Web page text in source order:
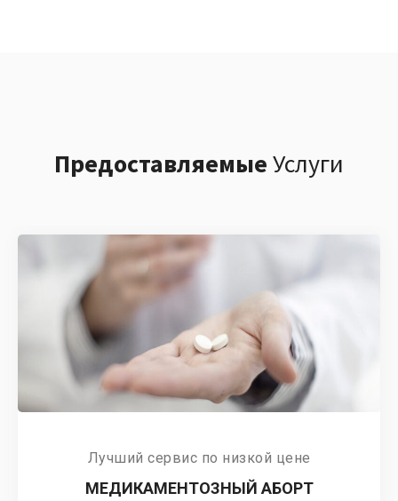
ПредоставляемыеУслуги
Лучший сервис по низкой цене
МЕДИКАМЕНТОЗНЫЙ АБОРТ